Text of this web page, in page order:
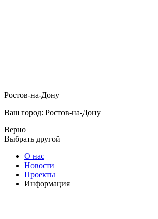
Ростов-на-Дону
Ваш город: Ростов-на-Дону
Верно
Выбрать другой
О нас
Новости
Проекты
Информация